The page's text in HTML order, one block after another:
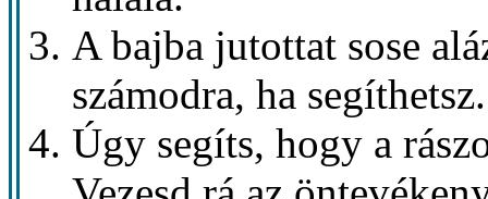
A bajba jutottat sose
számodra, ha segíthetsz.
Úgy segíts, hogy a